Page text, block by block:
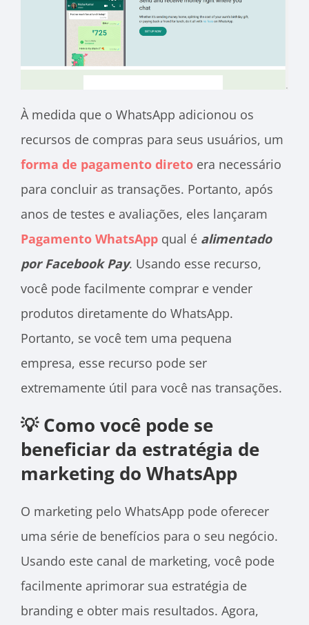
À medida que o WhatsApp adicionou os
recursos de compras para seus usuários, um
forma de pagamento direto era necessário
para concluir as transações. Portanto, após
anos de testes e avaliações, eles lançaram
Pagamento WhatsApp qual é alimentado
por Facebook Pay. Usando esse recurso,
você pode facilmente comprar e vender
produtos diretamente do WhatsApp.
Portanto, se você tem uma pequena
empresa, esse recurso pode ser
extremamente útil para você nas transações.
💡 Como você pode se
beneficiar da estratégia de
marketing do WhatsApp
O marketing pelo WhatsApp pode oferecer
uma série de benefícios para o seu negócio.
Usando este canal de marketing, você pode
facilmente aprimorar sua estratégia de
branding e obter mais resultados. Agora,